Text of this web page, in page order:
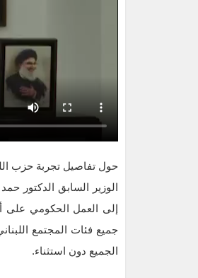
حول تفاصيل تجربة حزب
الوزير السابق الدكتور
إلى العمل الحكومي على
جميع فئات المجتمع
الجميع دون استثناء.